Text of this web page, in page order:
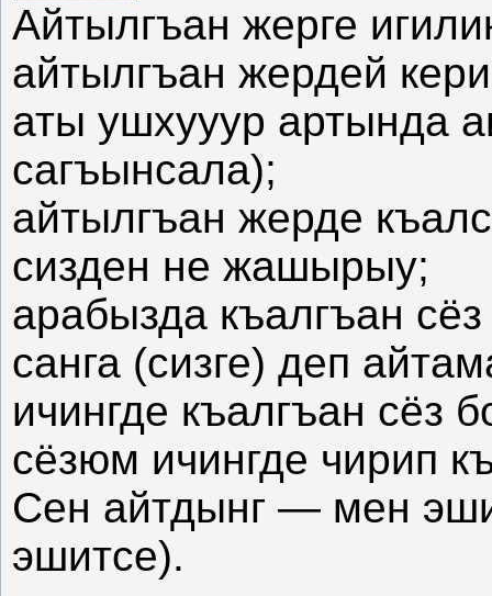
Айтылгъан жерге
айтылгъан жердей
аты ушхууур артында
сагъынсала);
айтылгъан жерде
сизден не жашырыу;
арабызда къалгъан
санга (сизге) деп
ичингде къалгъан сёз
сёзюм ичингде чирип
Сен айтдынг — мен
эшитсе).